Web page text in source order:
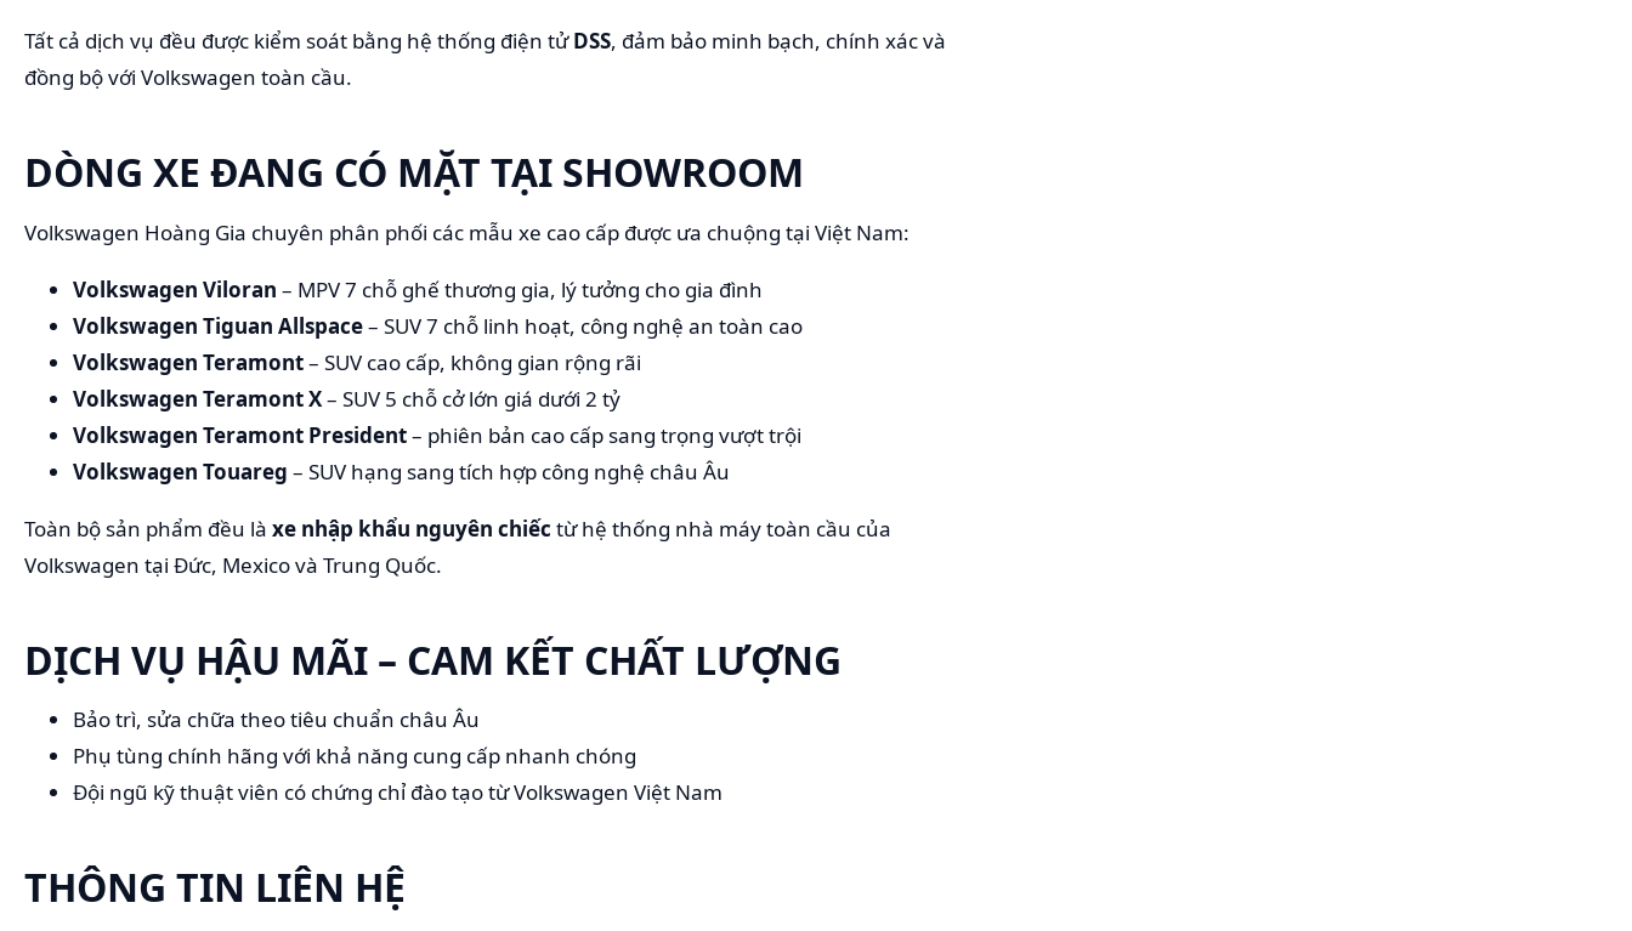
Tất cả dịch vụ đều được kiểm soát bằng hệ thống điện tửDSS, đảm bảo minh bạch, chính xác và
đồng bộ với Volkswagen toàn cầu.
DÒNG XE ĐANG CÓ MẶT TẠI SHOWROOM
Volkswagen Hoàng Gia chuyên phân phối các mẫu xe cao cấp được ưa chuộng tại Việt Nam:
Volkswagen Viloran – MPV 7 chỗ ghế thương gia, lý tưởng cho gia đình
Volkswagen Tiguan Allspace– SUV 7 chỗ linh hoạt, công nghệ an toàn cao
Volkswagen Teramont– SUV cao cấp, không gian rộng rãi
Volkswagen Teramont X– SUV 5 chỗ cở lớn giá dưới 2 tỷ
Volkswagen Teramont President– phiên bản cao cấp sang trọng vượt trội
Volkswagen Touareg – SUV hạng sang tích hợp công nghệ châu Âu
Toàn bộ sản phẩm đều là xe nhập khẩu nguyên chiếc từ hệ thống nhà máy toàn cầu của
Volkswagen tại Đức, Mexico và Trung Quốc.
DỊCH VỤ HẬU MÃI – CAM KẾT CHẤT LƯỢNG
Bảo trì, sửa chữa theo tiêu chuẩn châu Âu
Phụ tùng chính hãng với khả năng cung cấp nhanh chóng
Đội ngũ kỹ thuật viên có chứng chỉ đào tạo từ Volkswagen Việt Nam
THÔNG TIN LIÊN HỆ